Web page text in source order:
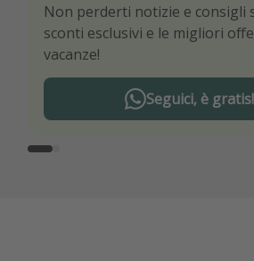
Non perderti notizie e consigli
sconti esclusivi e le migliori
vacanze!
Seguici, è gratis!
Sii il primo a conoscere le
viaggio